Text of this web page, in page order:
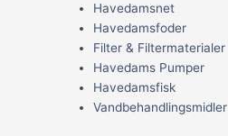
Havedamsnet
Havedamsfoder
Filter & Filtermaterialer
Havedams Pumper
Havedamsfisk
Vandbehandlingsmidler